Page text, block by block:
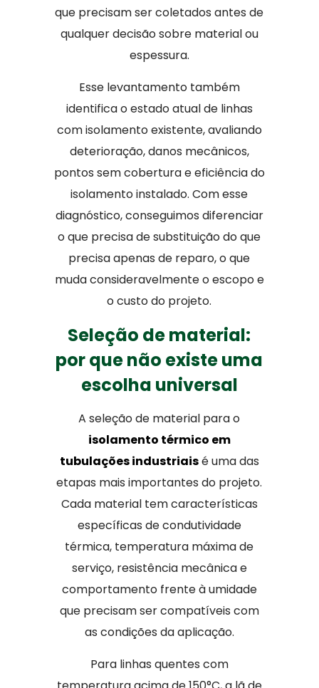
que precisam ser coletados antes de
qualquer decisão sobre material ou
espessura.
Esse levantamento também
identifica o estado atual de linhas
com isolamento existente, avaliando
deterioração, danos mecânicos,
pontos sem cobertura e eficiência do
isolamento instalado. Com esse
diagnóstico, conseguimos diferenciar
o que precisa de substituição do que
precisa apenas de reparo, o que
muda consideravelmente o escopo e
o custo do projeto.
Seleção de material:
por que não existe uma
escolha universal
A seleção de material para o
isolamento térmico em
tubulações industriaisé uma das
etapas mais importantes do projeto.
Cada material tem características
específicas de condutividade
térmica, temperatura máxima de
serviço, resistência mecânica e
comportamento frente à umidade
que precisam ser compatíveis com
as condições da aplicação.
Para linhas quentes com